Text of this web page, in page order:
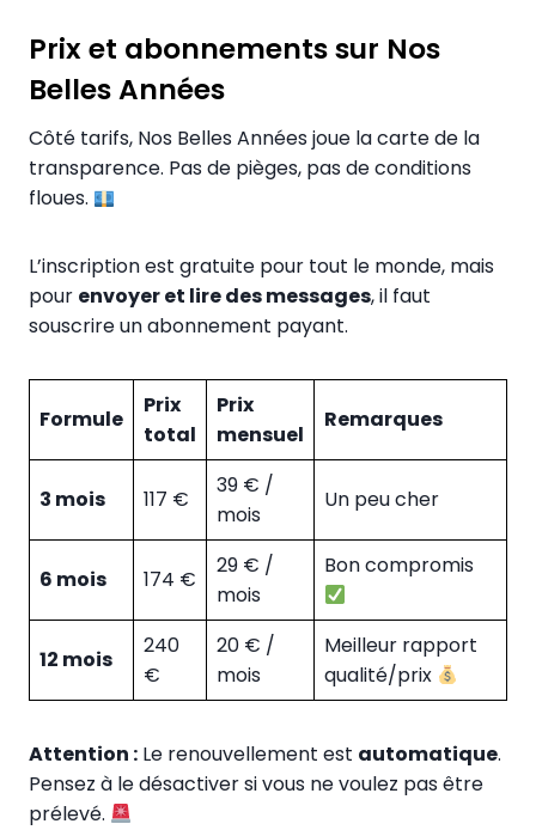
Prix et abonnements sur Nos
Belles Années
Côté tarifs, Nos Belles Années joue la carte de la
transparence. Pas de pièges, pas de conditions
floues.
L’inscription est gratuite pour tout le monde, mais
pour envoyer et lire des messages, il faut
souscrire un abonnement payant.
Formule
Prix
total
Prix
mensuel
Remarques
3 mois 117 €
39 € /
mois
Un peu cher
6 mois 174 €
29 € /
mois
Bon compromis
12 mois
240
€
20 € /
mois
Meilleur rapport
qualité/prix
Attention : Le renouvellement est automatique.
Pensez à le désactiver si vous ne voulez pas être
prélevé.